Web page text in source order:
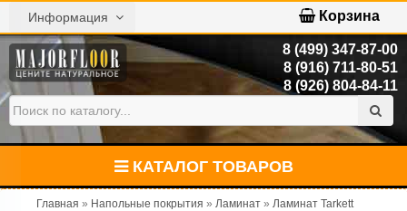
Информация Корзина
8 (499) 347-87-00
8 (916) 711-80-51
8 (926) 804-84-11
КАТАЛОГ ТОВАРОВ
Главная » Напольные покрытия » Ламинат » Ламинат Tarkett